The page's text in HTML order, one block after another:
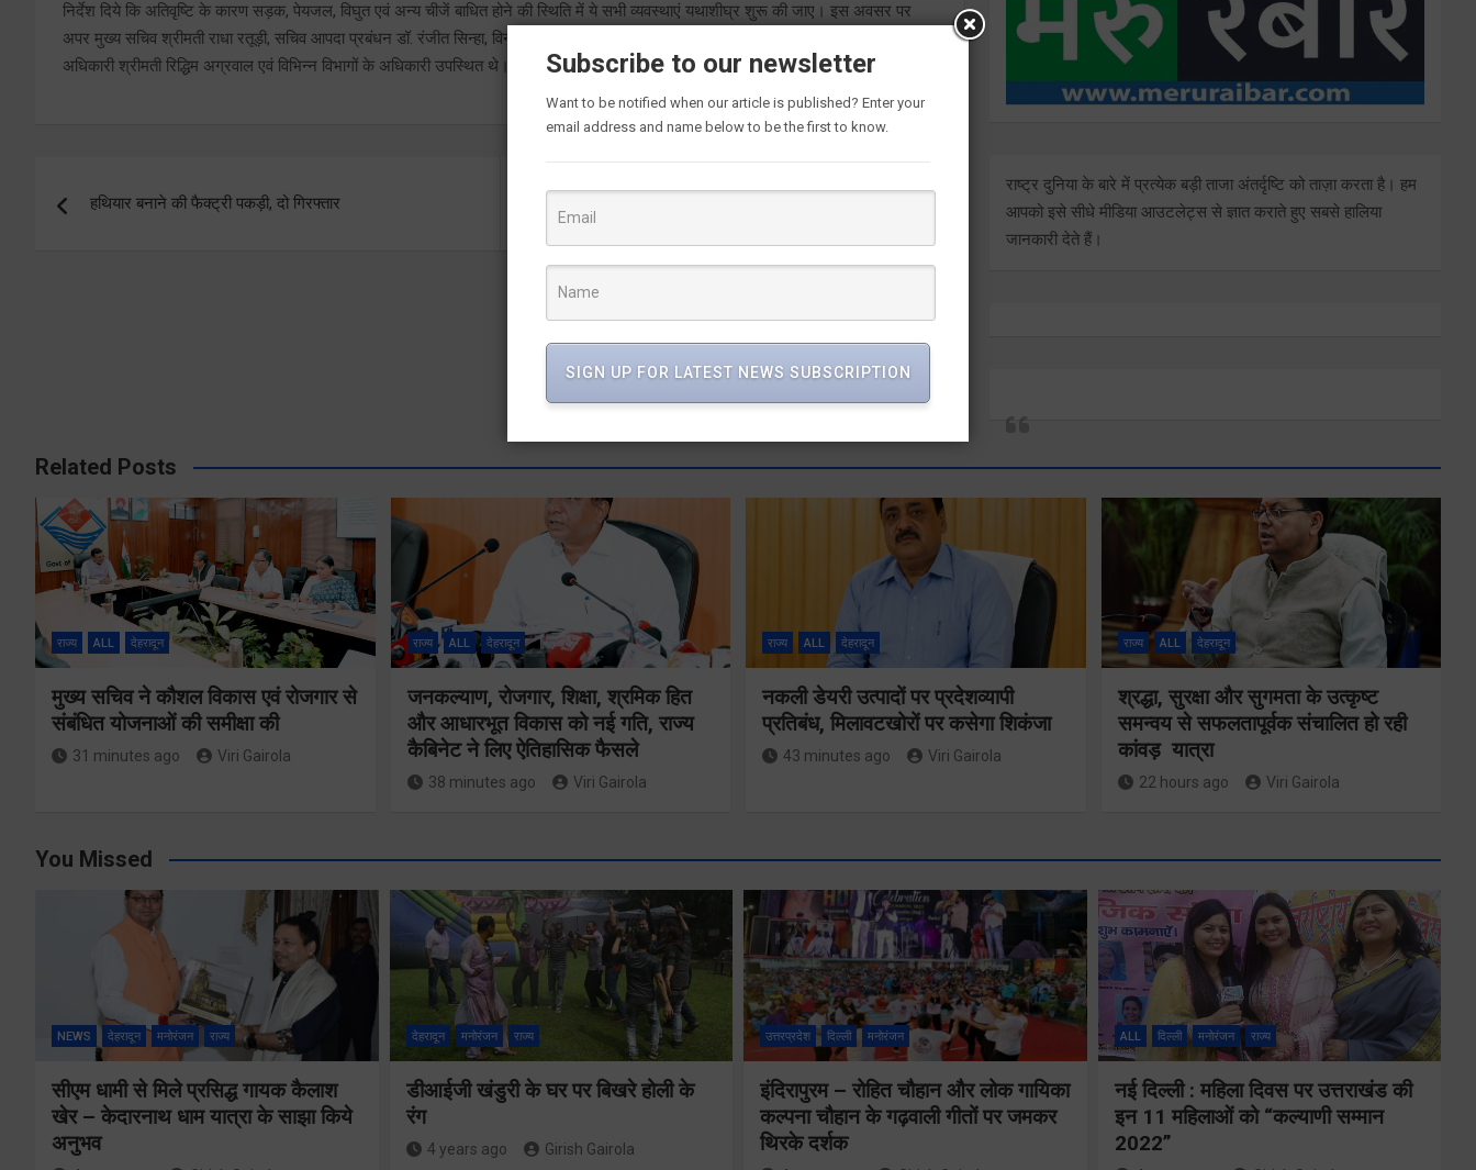
निर्देश दिये कि अतिवृष्टि के कारण सड़क, पेयजल, विघुत एवं अन्य चीजें बाधित होने की स्थिति में ये सभी व्यवस्थाएं यथाशीघ्र शुरू की जाए। इस अवसर पर
अपर मुख्य सचिव श्रीमती राधा रतूड़ी, सचिव आपदा प्रबंधन डॉ. रंजीत सिन्हा, विनय शंकर पाण्डेय, राज्य आपदा प्रबंधन प्राधिकरण की अपर मुख्य कार्यकारी
अधिकारी श्रीमती रिद्धिम अग्रवाल एवं विभिन्न विभागों के अधिकारी उपस्थित थे।
navigation
हथियार बनाने की फैक्ट्री पकड़ी, दो गिरफ्तार
राष्ट्र दुनिया के बारे में प्रत्येक बड़ी ताजा अंतर्दृष्टि को ताज़ा करता है। हम
आपको इसे सीधे मीडिया आउटलेट्स से ज्ञात कराते हुए सबसे हालिया
जानकारी देते हैं।
Related Posts
राज्य ALL देहरादून
मुख्य सचिव ने कौशल विकास एवं रोजगार से
संबंधित योजनाओं की समीक्षा की
31 minutes ago Viri Gairola
राज्य ALL देहरादून
जनकल्याण, रोजगार, शिक्षा, श्रमिक हित
और आधारभूत विकास को नई गति, राज्य
कैबिनेट ने लिए ऐतिहासिक फैसले
38 minutes ago Viri Gairola
राज्य ALL देहरादून
नकली डेयरी उत्पादों पर प्रदेशव्यापी
प्रतिबंध, मिलावटखोरों पर कसेगा शिकंजा
43 minutes ago Viri Gairola
राज्य ALL देहरादून
श्रद्धा, सुरक्षा और सुगमता के उत्कृष्ट
समन्वय से सफलतापूर्वक संचालित हो रही
कांवड़ यात्रा
22 hours ago Viri Gairola
You Missed
NEWS देहरादून मनोरंजन राज्य
सीएम धामी से मिले प्रसिद्ध गायक कैलाश
खेर – केदारनाथ धाम यात्रा के साझा किये
अनुभव
देहरादून मनोरंजन राज्य
डीआईजी खंडुरी के घर पर बिखरे होली के
रंग
4 years ago Girish Gairola
उत्तरप्रदेश दिल्ली मनोरंजन
इंदिरापुरम – रोहित चौहान और लोक गायिका
कल्पना चौहान के गढ़वाली गीतों पर जमकर
थिरके दर्शक
ALL दिल्ली मनोरंजन राज्य
नई दिल्ली : महिला दिवस पर उत्तराखंड की
इन 11 महिलाओं को “कल्याणी सम्मान
2022”
श्रद्धा, सुरक्षा और
सुगमता के
उत्कृष्ट समन्वय
से सफलतापूर्वक
संचालित हो रही
मुख्य सचिव ने
कौशल विकास एवं
रोजगार से
संबंधित योजनाओं
की समीक्षा की
जनकल्याण,
रोजगार, शिक्षा,
श्रमिक हित और
आधारभूत विकास
Subscribe to our newsletter
Want to be notified when our article is published? Enter your
email address and name below to be the first to know.
SIGN UP FOR LATEST NEWS SUBSCRIPTION